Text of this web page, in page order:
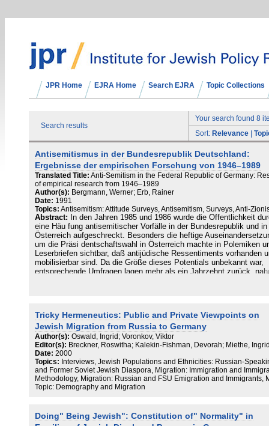
JPR Home EJRA Home Search EJRA Topic Collections
Search results
Your search found 8
Sort: Relevance
Antisemitismus in der Bundesrepublik Deutschland:
Ergebnisse der empirischen Forschung von 1946–1989
Translated Title: Anti-Semitism in the Federal Republic of Germany:
of empirical research from 1946–1989
Author(s): Bergmann, Werner; Erb, Rainer
Date: 1991
Topics: Antisemitism: Attitude Surveys, Antisemitism, Surveys, Anti-
Abstract:
In den Jahren 1985 und 1986 wurde die Öffentlichkeit
eine Häu fung antisemitischer Vorfälle in der Bundesrepublik und in
Österreich aufgeschreckt. Besonders die heftige
um die Präsi dentschaftswahl in Österreich machte in Polemiken
Leserbriefen sichtbar, daß antijüdische Ressentiments vorhanden
mobilisierbar sind. Da die Größe dieses Potentials unbekannt war,
entsprechende Umfragen lagen mehr als ein Jahrzehnt zurück,
A. Strauss, den Lei ter des Zentrums für Antisemitismusforschung
Technischen Uni versität Berlin, heran, die wissenschaftliche
Konzeption für eine Re präsentativbefragung zum gegenwärtigen
Antisemitismus in der Bun desrepublik Deutschland auszuarbeiten.
Ohne die Initiative und die Finanzierung der ADL, für die wir hiermit
danken, wäre es dem Zen trum für Antisemitismusforschung nicht
möglich gewesen, ein derartig umfangreiches und teures
Forschungsprojekt in Angriff zu nehmen. Das Recht, die Daten der
Umfrage einer eigenen Auswertung zu unter ziehen, verschaffte
Tricky Hermeneutics: Public and Private Viewpoints on
Jewish Migration from Russia to Germany
Author(s): Oswald, Ingrid; Voronkov, Viktor
Editor(s): Breckner, Roswitha; Kalekin-Fishman, Devorah; Miethe,
Date: 2000
Topics: Interviews, Jewish Populations and Ethnicities: Russian-
and Former Soviet Jewish Diaspora, Migration: Immigration and
Methodology, Migration: Russian and FSU Emigration and Immigrants,
Topic: Demography and Migration
Doing" Being Jewish": Constitution of" Normality" in